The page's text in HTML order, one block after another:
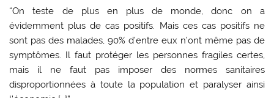
“On teste de plus en plus de monde, donc on a
évidemment plus de cas positifs. Mais ces cas positifs ne
sont pas des malades, 90% d’entre eux n’ont même pas de
symptômes. Il faut protéger les personnes fragiles certes,
mais il ne faut pas imposer des normes sanitaires
disproportionnées à toute la population et paralyser ainsi